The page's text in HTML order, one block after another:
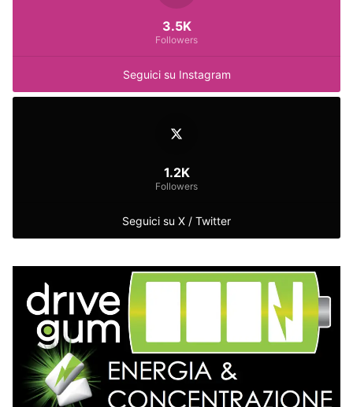
Seguici su Instagram
3.5K
Followers
Seguici su X / Twitter
1.2K
Followers